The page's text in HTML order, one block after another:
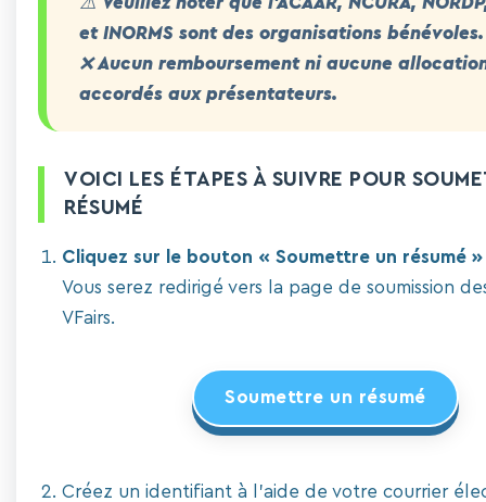
et INORMS sont des organisations bénévoles.
❌ Aucun remboursement ni aucune
accordés aux présentateurs.
VOICI LES ÉTAPES À SUIVRE POUR
RÉSUMÉ
Cliquez sur le bouton « Soumettre un résumé »
Vous serez redirigé vers la page de soumission
VFairs.
Soumettre un résumé
Créez un identifiant à l'aide de votre courrier